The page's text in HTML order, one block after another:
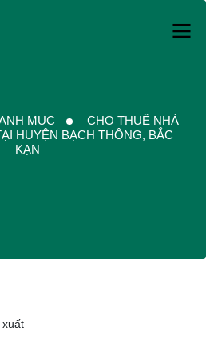
MỤC
CHO THUÊ NHÀ
HUYỆN BẠCH THÔNG, BẮC
KẠN